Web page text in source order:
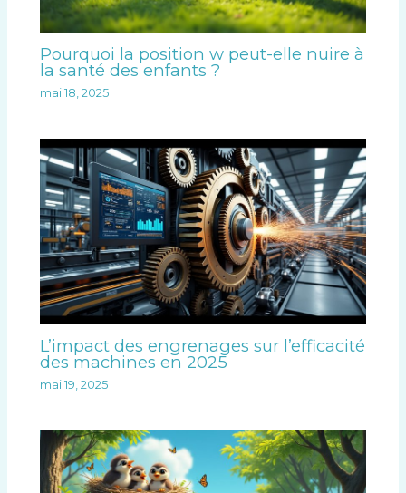
Pourquoi la position w peut-elle nuire à
la santé des enfants ?
mai 18, 2025
L’impact des engrenages sur l’efficacité
des machines en 2025
mai 19, 2025